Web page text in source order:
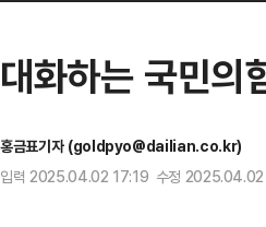
대화하는 국민의
홍금표기자 (goldpyo@dailian.co.kr)
입력 2025.04.02 17:19 수정